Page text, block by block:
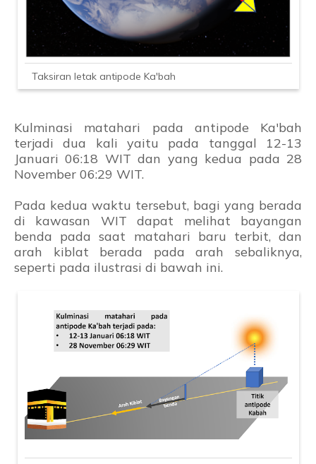
Taksiran letak antipode Ka'bah
Kulminasi matahari pada antipode Ka'bah
terjadi dua kali yaitu pada tanggal 12-13
Januari 06:18 WIT dan yang kedua pada 28
November 06:29 WIT.
Pada kedua waktu tersebut, bagi yang berada
di kawasan WIT dapat melihat bayangan
benda pada saat matahari baru terbit, dan
arah kiblat berada pada arah sebaliknya,
seperti pada ilustrasi di bawah ini.